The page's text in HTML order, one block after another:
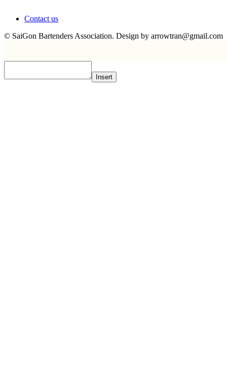
Contact us
© SaiGon Bartenders Association. Design by arrowtran@gmail.com
Insert